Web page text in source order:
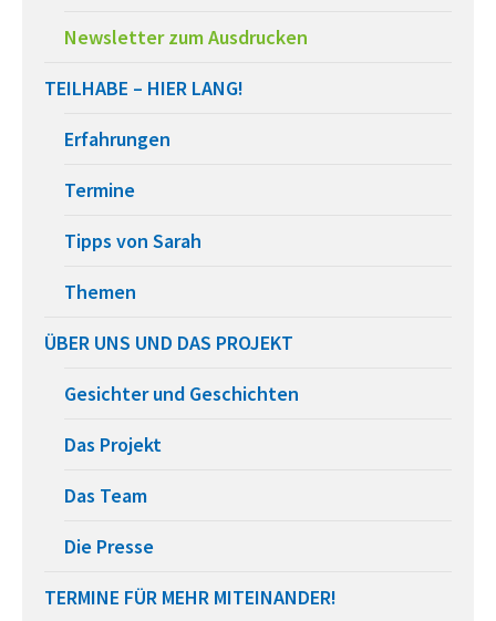
Newsletter zum Ausdrucken
TEILHABE – HIER LANG!
Erfahrungen
Termine
Tipps von Sarah
Themen
ÜBER UNS UND DAS PROJEKT
Gesichter und Geschichten
Das Projekt
Das Team
Die Presse
TERMINE FÜR MEHR MITEINANDER!